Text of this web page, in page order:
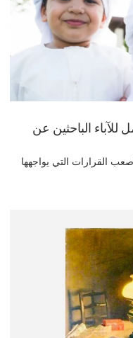
للآباء الباحثين عن
القرارات التي يواجهها